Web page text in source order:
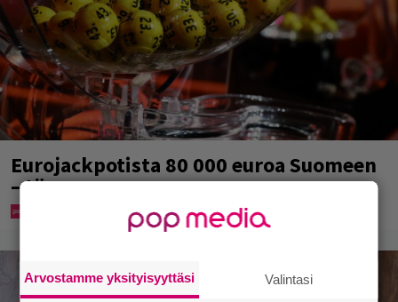
Eurojackpotista 80 000 euroa Suomeen
– tänne
Arvostamme yksityisyyttäsi Valintasi